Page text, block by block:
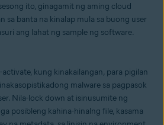
ito, ginagamit ng aming cloud
sa banta na kinalap mula sa buong user
ang lahat ng sample ng software.
kung kinakailangan, para pigilan
malware sa pagpasok
Nila-lock down at isinusumite ng
posibleng kahina-hinalng file, kasama